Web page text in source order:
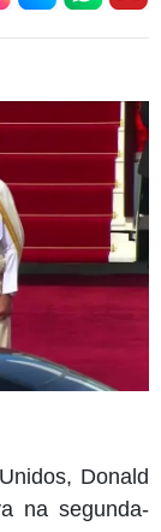
Donald
na segunda-